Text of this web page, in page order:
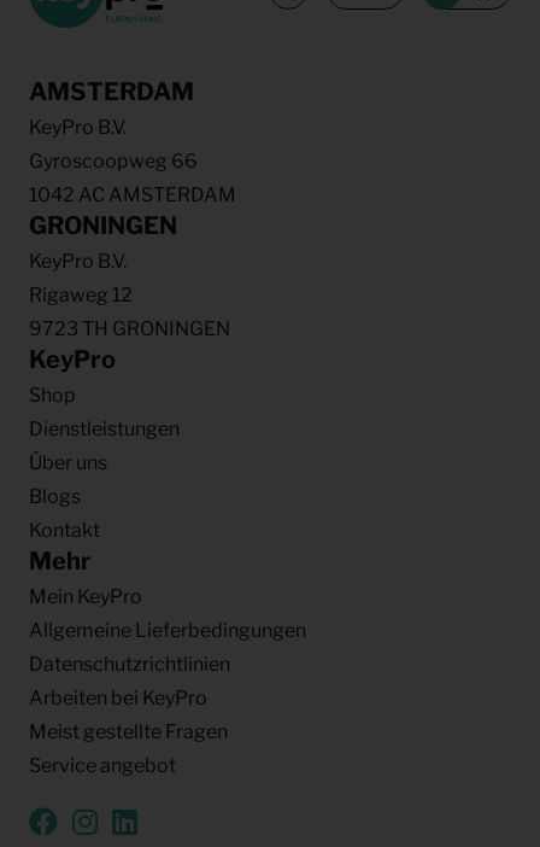
AMSTERDAM
KeyPro B.V.
Gyroscoopweg 66
1042 AC AMSTERDAM
GRONINGEN
KeyPro B.V.
Rigaweg 12
9723 TH GRONINGEN
KeyPro
Shop
Dienstleistungen
Über uns
Blogs
Kontakt
Mehr
Mein KeyPro
Allgemeine Lieferbedingungen
Datenschutzrichtlinien
Arbeiten bei KeyPro
Meist gestellte Fragen
Service angebot